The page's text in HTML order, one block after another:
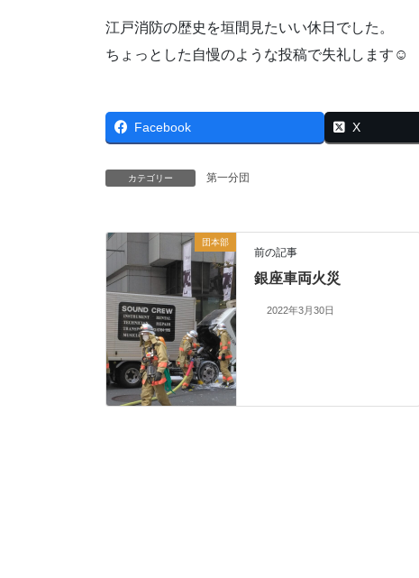
江戸消防の歴史を垣間見たいい休日でした。
ちょっとした自慢のような投稿で失礼します☺️
Facebook X
カテゴリー 第一分団
団本部
前の記事
銀座車両火災
2022年3月30日